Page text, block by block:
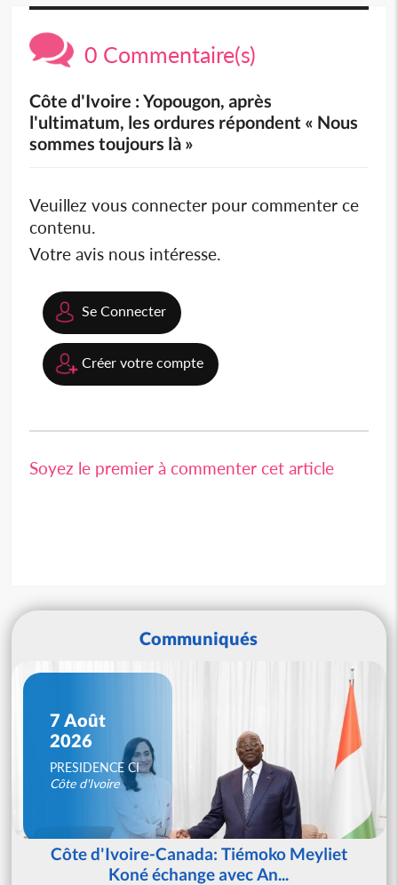
0 Commentaire(s)
Côte d'Ivoire : Yopougon, après
l'ultimatum, les ordures répondent « Nous
sommes toujours là »
Veuillez vous connecter pour commenter ce
contenu.
Votre avis nous intéresse.
Se Connecter
Créer votre compte
Soyez le premier à commenter cet article
Communiqués
7 Août
2026
PRESIDENCE CI
Côte d'Ivoire
Côte d'Ivoire-Canada: Tiémoko Meyliet
Koné échange avec An...